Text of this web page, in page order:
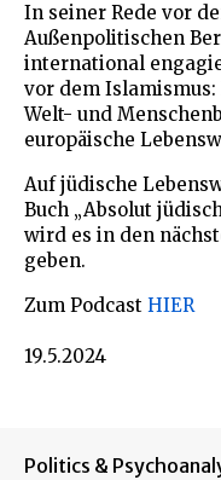
In seiner Rede vor
Außenpolitischen
international
vor dem
Welt- und
europäische
Auf jüdische
Buch „Absolut
wird es in den
geben.
Zum Podcast HIER
19.5.2024
Politics &